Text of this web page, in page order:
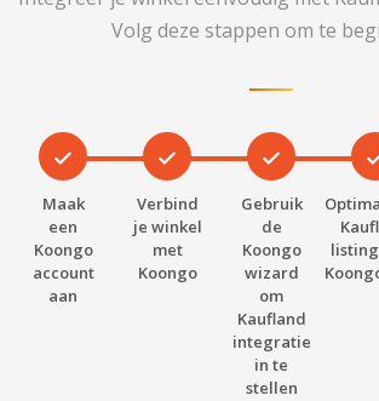
Volg deze stappen om te
Maak
een
Koongo
account
aan
Verbind
je winkel
met
Koongo
Gebruik
de
Koongo
wizard
om
Kaufland
integratie
in te
stellen